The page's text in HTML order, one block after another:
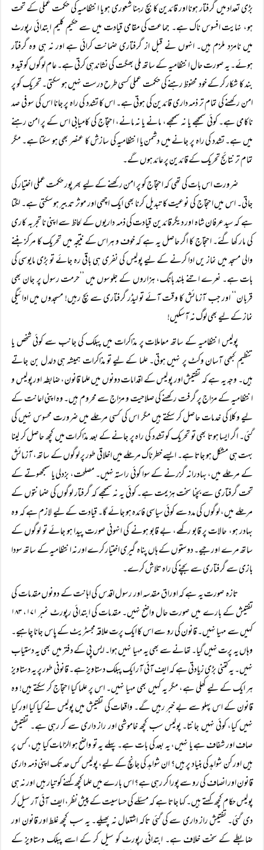
بڑی تعداد میں گرفتار ہونا اور قائدین کا بچ رہنا شعوری ہو یا انتظامیہ کی حکمت عملی کے تحت
ہو، نہایت افسوس ناک ہے۔ جماعت کی مقامی قیادت میں سے حکیم کلیم ابتدائی رپورٹ
میں نامزد ملزم ہیں۔ انہوں نے قبل از گرفتاری ضمانت کرائی ہے اور نہ ہی وہ گرفتار
ہوئے۔ یہ صورت حال انتظامیہ کے ساتھ ملی بھگت کی نشاندہی کرتی ہے۔ عام لوگوں کو قید و
بند کا شکار کر کے خود محفوظ رہنے کی حکمت عملی کسی طرح درست نہیں ہو سکتی۔ تحریک کو پر
امن رکھنے کی تمام تر ذمہ داری قائدین کی ہوتی ہے۔ اس کا تشدد کی راہ پر جانا اس کی سو فی صد
ناکامی ہے۔ کوئی سمجھے یا نہ سمجھے، مانے یا نہ مانے، احتجاج کی کامیابی اس کے پر امن رہنے
میں ہے۔ تشدد کی راہ پر جانے میں دشمن یا انتظامیہ کی سازش کا عنصر بھی ہو سکتا ہے۔ مگر
تمام تر نتائج تحریک کے قائدین پر عائد ہوں گے۔
ضرورت اس بات کی تھی کہ احتجاج کو پر امن رکھنے کے لیے بھر پور حکمت عملی اختیار کی
جاتی۔ اس میں احتجاج کی نوعیت کا تبدیل کرنا بھی ایک اچھی اور موثر تدبیر ہوسکتی ہے۔ لگتا
ہے کہ سید عرفان شاہ اور دیگر قائدین قیادت کی ذمہ داریوں کے لحاظ سے اپنی نا تجربہ کاری
کی مار کھا گئے۔ احتجاج کا اگر حاصل یہ ہے کہ خوف و ہراس کے نتیجہ میں تحریک کا مرکز بننے
والی مسجد میں نماز یں ادا کرنے کے لیے پولیس کی نفری ہی باقی رہ جائے تو بڑی مایوسی کی
بات ہے۔ نعرے اتنے بلند بانگ، ہزاروں کے جلوسوں میں ’’حرمت رسول پر جان بھی
قربان‘‘ اور جب آزمائش کا وقت آئے تو لیڈر گرفتاری سے بچ رہیں! مسجدوں میں ادائیگی
نماز کے لیے بھی لوگ نہ آسکیں!
پولیس انتظامیہ کے ساتھ معاملات پر مذاکرات میں پبلک کی جانب سے کوئی شخص یا
تنظیم کبھی آسان وکٹ پر نہیں ہوتی۔ علما کے لیے تو مذاکرات ہمیشہ ہی دلدل بن جاتے
ہیں۔ وجہ یہ ہے کہ تفتیش اور پولیس کے اقدامات دونوں میں علما قانون، ضابطہ اور پولیس و
انتظامیہ کے مزاج پر گرفت رکھنے کی صلاحیت و مزاج سے محروم ہیں۔ وہ اپنی اعانت کے
لیے وکلا کی خدمات حاصل کر سکتے ہیں مگر اس کی کسی مرحلے میں ضرورت محسوس نہیں کی
گئی۔ اگر ایسا ہوتا بھی تو تحریک کو تشدد کی راہ پر جانے کے بعد مذاکرات میں کچھ حاصل کر لینا
بہت ہی مشکل ہو جاتا ہے۔ ایسے خطرناک مرحلے میں اخلاقی طور پر لوگوں کے ساتھ، آزمائش
کے مرحلے میں، بہادرانہ گزرنے کے سوا کوئی راستہ نہیں۔ مصلحت، بزدلی یا سمجھوتے کے
تحت گرفتاری سے بچنا سخت ہزیمت ہے۔ کوئی یہ نہ سمجھے کہ گرفتار لوگوں کی ضمانتوں کے
مرحلے میں، لوگوں کی مدد سے کوئی سیاسی فائدہ ہو جائے گا۔ قیادت کے لیے لازم ہے کہ وہ
بہادر ہو، حالات پر قابو رکھے، بے قابو ہونے کی انہونی صورت پیدا ہو جائے تو لوگوں کے
ساتھ مرے اور جیے۔ دوستوں کے ہاں پناہ گیری اختیار کرے اور نہ انتظامیہ کے ساتھ سودا
بازی سے گرفتاری سے بچنے کی راہ تلاش کرے۔
تازہ صورت یہ ہے کہ اوراق مقدسہ اور رسول اقدس کی اہانت کے دونوں مقدمات کی
تفتیش کے بارے میں صورت حال واضح نہیں۔ مقدمات کی ابتدائی رپورٹ نمبر ۱۷۱، ۱۸۳
کہیں سے مہیا نہیں۔ قانون کی رو سے اس کا ایک پرت علاقہ مجسٹریٹ کے پاس جانا چاہیے۔
وہاں یہ پرت نہیں گیا۔ تھانے سے بھی یہ مہیا نہیں ہوا۔ ایس پی کے دفتر میں بھی یہ دستیاب
نہیں۔ یہ کتنی بڑی زیادتی ہے کہ ایف آئی آر ایک پبلک دستاویز ہے۔ قانونی طور پر یہ دستاویز
ہر ایک کے لیے کھلی ہے، مگر یہ کہیں بھی مہیا نہیں۔ اس پر علما کیا احتجاج کر سکتے ہیں! وہ
قانون کے اس پہلو سے بے خبر رہیں گے۔ واقعات کی تفتیش میں پولیس نے کیا کیا اور کیا
نہیں کیا، کوئی نہیں جانتا۔ پولیس سب کچھ خاموشی اور راز داری سے کر رہی ہے۔ تفتیش
صاف اور شفاف ہے یا نہیں، یہ بعد کی بات ہے۔ پہلے یہ تو واضح ہو الزامات کیا ہیں، کس پر
ہیں اور کن شواہد کی بنیاد پر ہیں؟ ان شواہد کی جانچ کے لیے، پولیس کس حد تک اپنی ذمہ داری
قانون اور انصاف کی رو سے پورا کر رہی ہے؟ اس بارے میں علما کچھ کہنے کو تیار ہیں اور نہ ہی
پولیس حکام کچھ کہتے ہیں۔ کہا جاتا ہے کہ مسئلے کی حساسیت کے پیش نظر، ایف آئی آر سیل کر
دی گئی۔ تفتیش راز داری سے کی گئی تاکہ اشتعال نہ پھیلے۔ یہ سب کچھ غلط اور قانون اور
ضابطے کے سخت خلاف ہے۔ ابتدائی رپورٹ کو سیل کر کے اسے پبلک دستاویز کے